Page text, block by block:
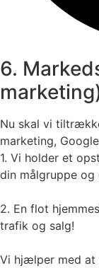
6.
Nu skal vi
marketing,
1. Vi holder et
din målgruppe og
2. En flot
trafik og salg!
Vi hjælper med